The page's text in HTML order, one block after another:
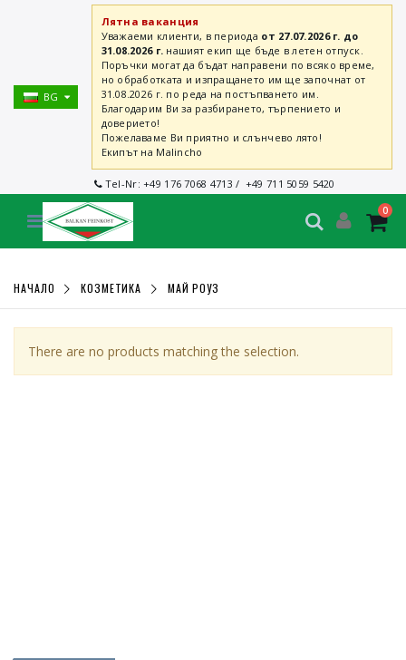
BG
Лятна ваканция
Уважаеми клиенти, в периода от 27.07.2026 г. до
31.08.2026 г. нашият екип ще бъде в летен отпуск.
Поръчки могат да бъдат направени по всяко време,
но обработката и изпращането им ще започнат от
31.08.2026 г. по реда на постъпването им.
Благодарим Ви за разбирането, търпението и
доверието!
Пожелаваме Ви приятно и слънчево лято!
Екипът на Malincho
Tel-Nr:+49 176 7068 4713 / +49 711 5059 5420
0
НАЧАЛО КОЗМЕТИКА МАЙ РОУЗ
There are no products matching the selection.